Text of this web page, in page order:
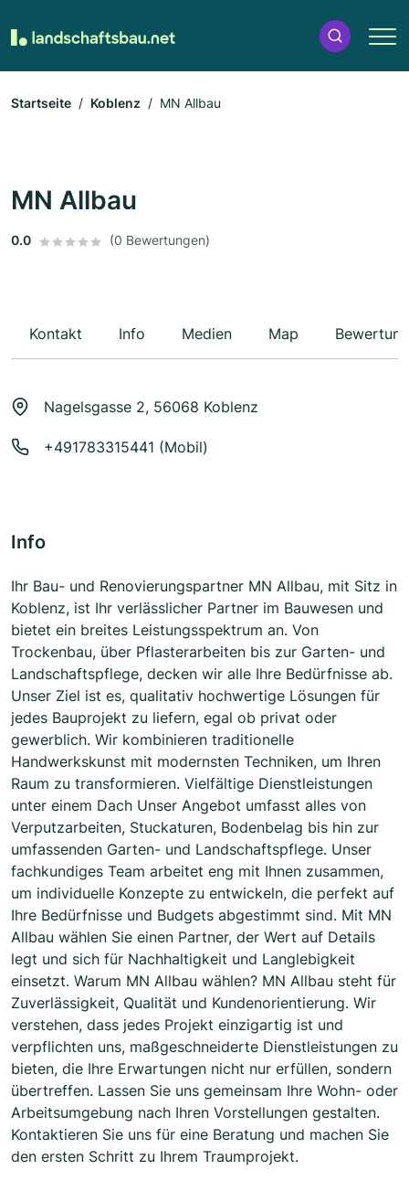
Startseite Koblenz MN Allbau
MN Allbau
0.0 (0 Bewertungen)
Kontakt Info Medien Map
Nagelsgasse 2, 56068 Koblenz
+491783315441 (Mobil)
Info
Ihr Bau- und Renovierungspartner MN Allbau, mit Sitz in
Koblenz, ist Ihr verlässlicher Partner im Bauwesen und
bietet ein breites Leistungsspektrum an. Von
Trockenbau, über Pflasterarbeiten bis zur Garten- und
Landschaftspflege, decken wir alle Ihre Bedürfnisse ab.
Unser Ziel ist es, qualitativ hochwertige Lösungen für
jedes Bauprojekt zu liefern, egal ob privat oder
gewerblich. Wir kombinieren traditionelle
Handwerkskunst mit modernsten Techniken, um Ihren
Raum zu transformieren. Vielfältige Dienstleistungen
unter einem Dach Unser Angebot umfasst alles von
Verputzarbeiten, Stuckaturen, Bodenbelag bis hin zur
umfassenden Garten- und Landschaftspflege. Unser
fachkundiges Team arbeitet eng mit Ihnen zusammen,
um individuelle Konzepte zu entwickeln, die perfekt auf
Ihre Bedürfnisse und Budgets abgestimmt sind. Mit MN
Allbau wählen Sie einen Partner, der Wert auf Details
legt und sich für Nachhaltigkeit und Langlebigkeit
einsetzt. Warum MN Allbau wählen? MN Allbau steht für
Zuverlässigkeit, Qualität und Kundenorientierung. Wir
verstehen, dass jedes Projekt einzigartig ist und
verpflichten uns, maßgeschneiderte Dienstleistungen zu
bieten, die Ihre Erwartungen nicht nur erfüllen, sondern
übertreffen. Lassen Sie uns gemeinsam Ihre Wohn- oder
Arbeitsumgebung nach Ihren Vorstellungen gestalten.
Kontaktieren Sie uns für eine Beratung und machen Sie
den ersten Schritt zu Ihrem Traumprojekt.